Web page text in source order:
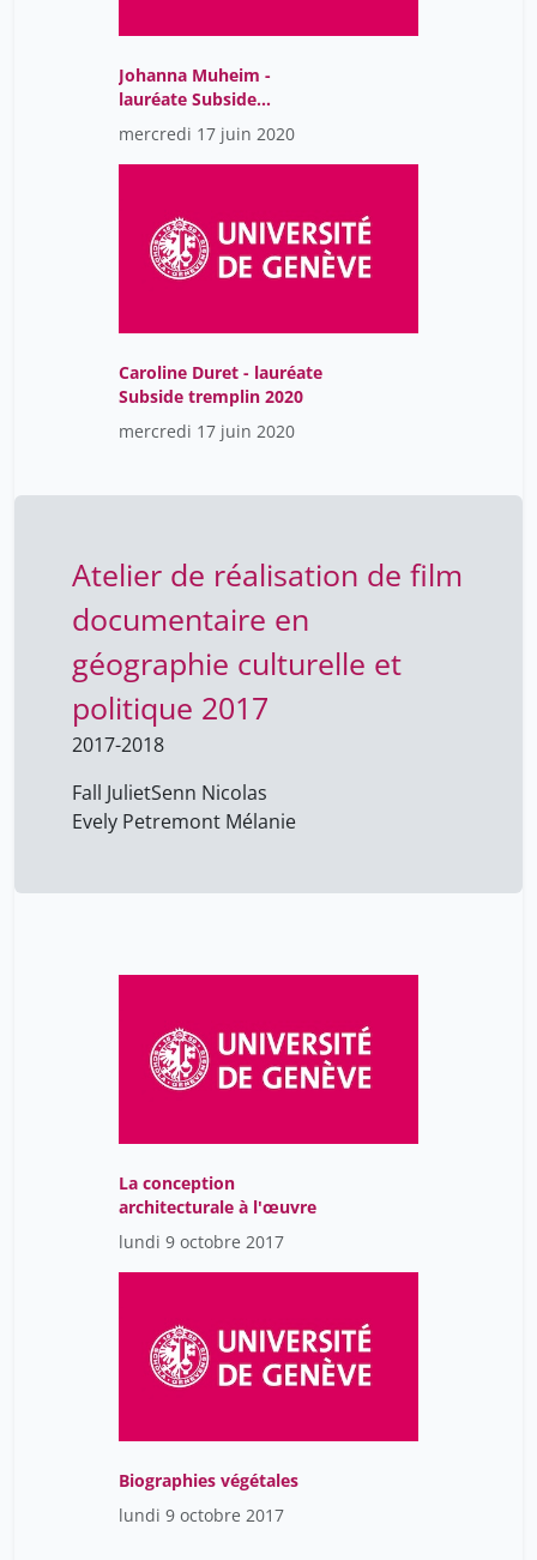
Johanna Muheim -
lauréate Subside
tremplin 2020
mercredi 17 juin 2020
Caroline Duret - lauréate
Subside tremplin 2020
mercredi 17 juin 2020
Atelier de réalisation de film
documentaire en
géographie culturelle et
politique 2017
2017-2018
Fall JulietSenn Nicolas
Evely Petremont Mélanie
La conception
architecturale à l'œuvre
lundi 9 octobre 2017
Biographies végétales
lundi 9 octobre 2017